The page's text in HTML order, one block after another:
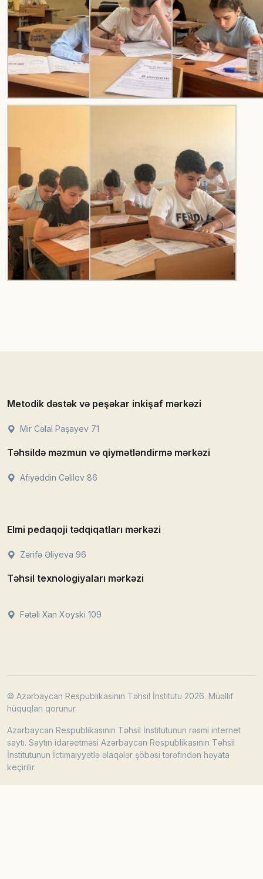
Metodik dəstək və peşəkar inkişaf mərkəzi
Mir Cəlal Paşayev 71
Təhsildə məzmun və qiymətləndirmə mərkəzi
Afiyəddin Cəlilov 86
Elmi pedaqoji tədqiqatları mərkəzi
Zərifə Əliyeva 96
Təhsil texnologiyaları mərkəzi
Fətəli Xan Xoyski 109
© Azərbaycan Respublikasının Təhsil İnstitutu 2026. Müəllif
hüquqları qorunur.
Azərbaycan Respublikasının Təhsil İnstitutunun rəsmi internet
saytı. Saytın idarəetməsi Azərbaycan Respublikasının Təhsil
İnstitutunun İctimaiyyətlə əlaqələr şöbəsi tərəfindən həyata
keçirilir.